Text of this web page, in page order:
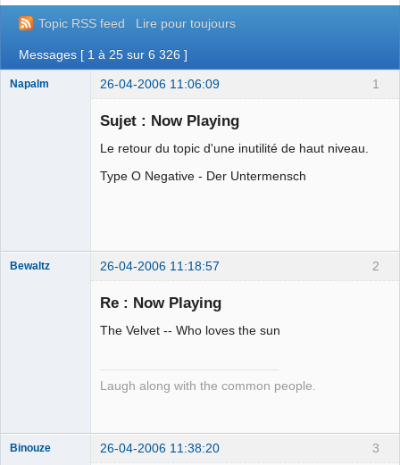
Topic RSS feed Lire pour toujours
Messages [ 1 à 25 sur 6 326 ]
1
Napalm 26-04-2006 11:06:09
Sujet : Now Playing
Le retour du topic d'une inutilité de haut niveau.
Type O Negative - Der Untermensch
2
Bewaltz 26-04-2006 11:18:57
Re : Now Playing
The Velvet -- Who loves the sun
Laugh along with the common people.
3
Binouze 26-04-2006 11:38:20